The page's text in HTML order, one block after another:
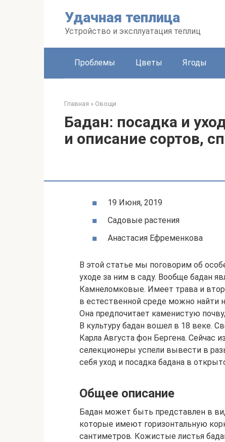
Удачная теплица
Устройство и эксплуатация теплиц
Проблемы Цветы Ягоды
Главная » Овощи
Бадан: посадка и
и описание сортов,
19 Июня, 2019
Садовые растения
Анастасия Ефременкова
В этой статье мы поговорим об
уходе за ним в саду. Вообще бадан
Камнеломковые. Имеет трава и
в естественной среде можно найти
Она предпочитает каменистую
В культуру бадан вошел в 18 веке.
Карла Августа фон Бергена. Сейчас
селекционеры успели вывести в
себя уход и посадка бадана в
Общее описание
Бадан может быть представлен в
которые имеют горизонтальную
сантиметров. Кожистые листья